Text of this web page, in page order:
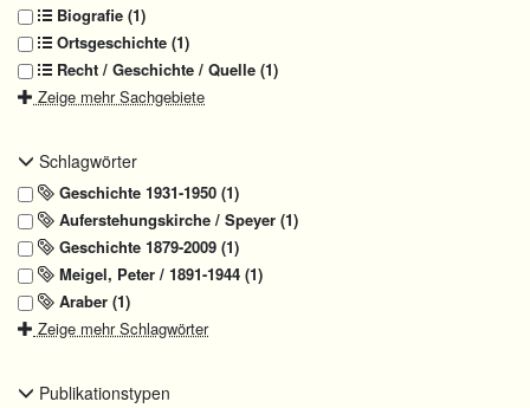
Biografie (1)
Ortsgeschichte (1)
Recht / Geschichte / Quelle (1)
Zeige mehr Sachgebiete
Schlagwörter
Geschichte 1931-1950 (1)
Auferstehungskirche / Speyer (1)
Geschichte 1879-2009 (1)
Meigel, Peter / 1891-1944 (1)
Araber (1)
Zeige mehr Schlagwörter
Publikationstypen